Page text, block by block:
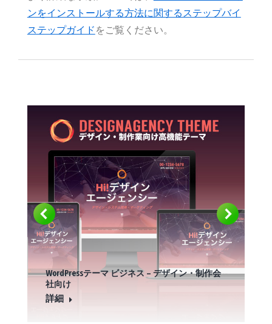
ンをインストールする方法に関するステップバイ
ステップガイドをご覧ください。
WordPressテーマ ビジネス – デザイン・制作会
社向け
詳細